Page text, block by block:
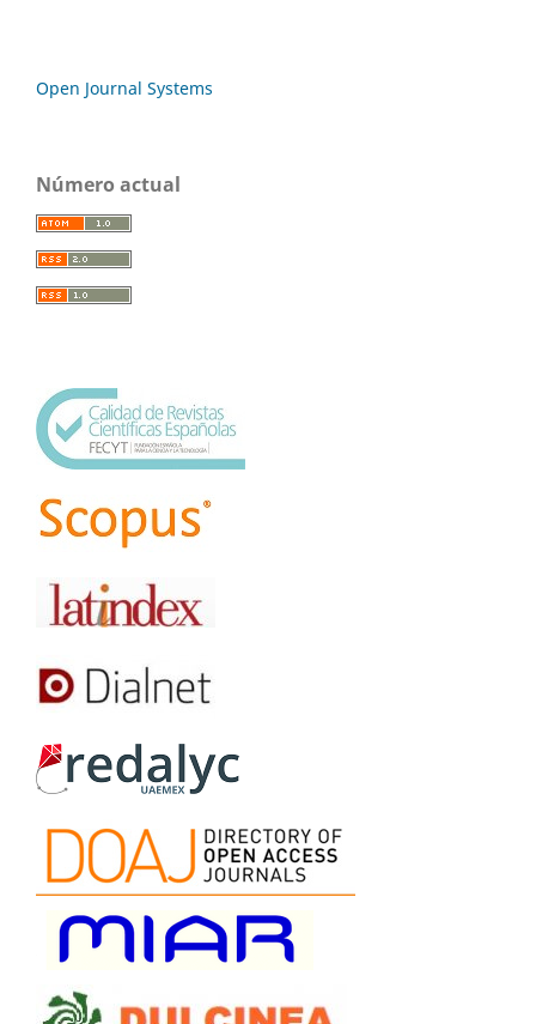
Open Journal Systems
Número actual